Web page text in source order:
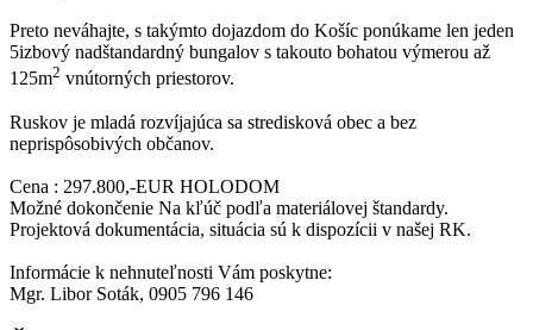
Preto neváhajte, s takýmto dojazdom do Košíc ponúkame len jeden
5izbový nadštandardný bungalov s takouto bohatou výmerou až
125m2 vnútorných priestorov.
Ruskov je mladá rozvíjajúca sa stredisková obec a bez
neprispôsobivých občanov.
Cena : 297.800,-EUR HOLODOM
Možné dokončenie Na kľúč podľa materiálovej štandardy.
Projektová dokumentácia, situácia sú k dispozícii v našej RK.
Informácie k nehnuteľnosti Vám poskytne:
Mgr. Libor Soták, 0905 796 146